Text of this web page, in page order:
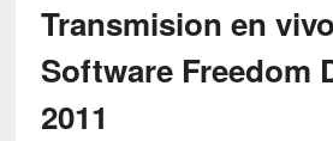
Transmision en
Software Freedom
2011